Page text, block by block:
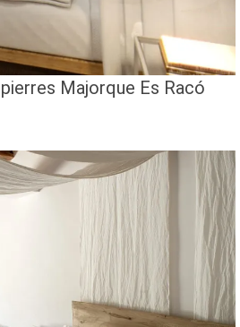
Majorque Es Racó